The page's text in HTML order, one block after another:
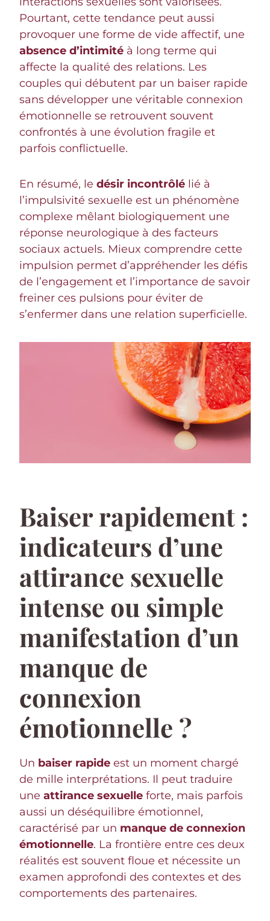
Pourtant, cette tendance peut aussi
provoquer une forme de vide affectif, une
absence d’intimité à long terme qui
affecte la qualité des relations. Les
couples qui débutent par un baiser rapide
sans développer une véritable connexion
émotionnelle se retrouvent souvent
confrontés à une évolution fragile et
parfois conflictuelle.
En résumé, le désir incontrôlé lié à
l’impulsivité sexuelle est un phénomène
complexe mêlant biologiquement une
réponse neurologique à des facteurs
sociaux actuels. Mieux comprendre cette
impulsion permet d’appréhender les défis
de l’engagement et l’importance de savoir
freiner ces pulsions pour éviter de
s’enfermer dans une relation superficielle.
Baiser rapidement :
indicateurs d’une
attirance sexuelle
intense ou simple
manifestation d’un
manque de
connexion
émotionnelle ?
Un baiser rapide est un moment chargé
de mille interprétations. Il peut traduire
une attirance sexuelle forte, mais parfois
aussi un déséquilibre émotionnel,
caractérisé par un manque de connexion
émotionnelle. La frontière entre ces deux
réalités est souvent floue et nécessite un
examen approfondi des contextes et des
comportements des partenaires.